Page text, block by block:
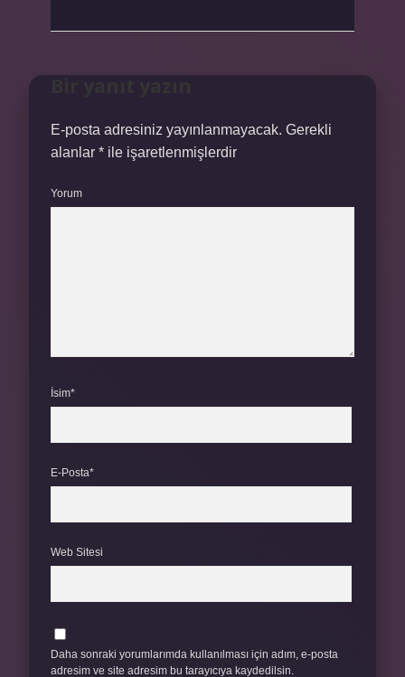
E-posta adresiniz yayınlanmayacak. Gerekli
alanlar * ile işaretlenmişlerdir
Yorum
İsim*
E-Posta*
Web Sitesi
Daha sonraki yorumlarımda kullanılması için adım, e-posta
adresim ve site adresim bu tarayıcıya kaydedilsin.